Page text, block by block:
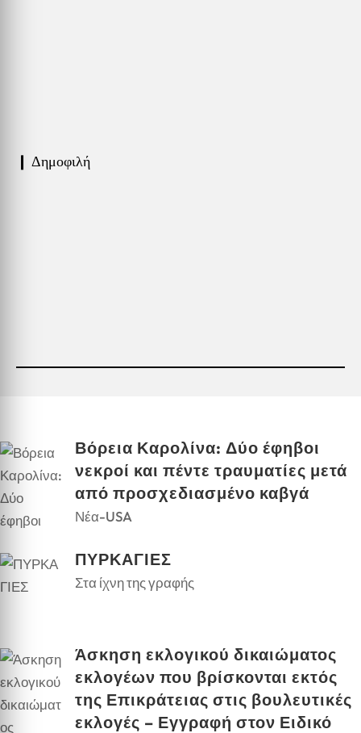
❙ Δημοφιλή
Βόρεια Καρολίνα: Δύο έφηβοι
νεκροί και πέντε τραυματίες μετά
από προσχεδιασμένο καβγά
Νέα-USA
ΠΥΡΚΑΓΙΕΣ
Στα ίχνη της γραφής
Άσκηση εκλογικού δικαιώματος
εκλογέων που βρίσκονται εκτός
της Επικράτειας στις βουλευτικές
εκλογές – Εγγραφή στον Ειδικό